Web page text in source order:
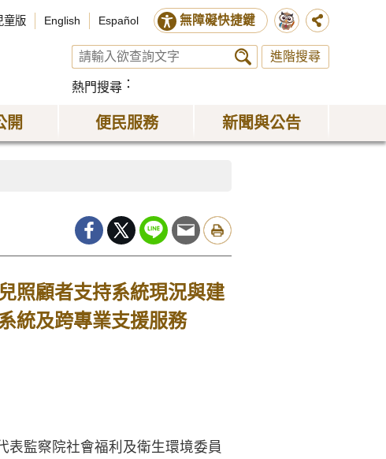
童版 English Español 無障礙快捷鍵
進階搜尋
熱門搜尋
開 便民服務 新聞與公告
照顧者支持系統現況與建
統及跨專業支援服務
表監察院社會福利及衛生環境委員